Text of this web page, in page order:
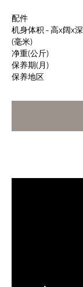
配件
机身体积 - 高x阔x深
(毫米)
净重(公斤)
保养期(月)
保养地区